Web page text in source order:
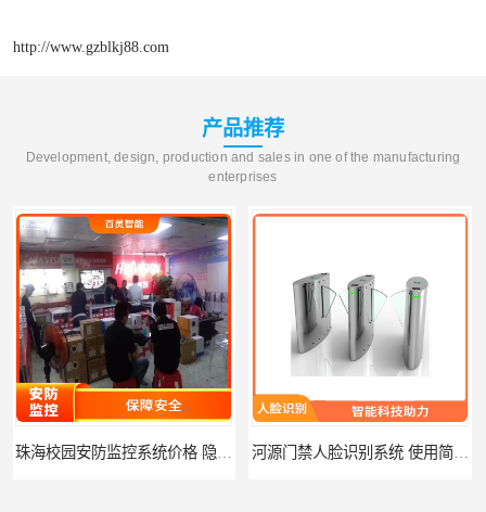
http://www.gzblkj88.com
产品推荐
Development, design, production and sales in one of the manufacturing
enterprises
珠海校园安防监控系统价格 隐私保护 能够长时间稳定运行 河源门禁人脸识别系统 使用简单方便 无需人工干预